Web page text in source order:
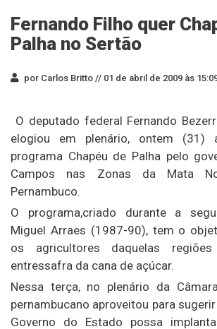
Fernando Filho quer
Palha no Sertão
por Carlos Britto // 01 de abril de 2009 às
O deputado federal Fernando
elogiou em plenário, ontem (31)
programa Chapéu de Palha pelo
Campos nas Zonas da Mata
Pernambuco.
O programa,criado durante a
Miguel Arraes (1987-90), tem o
os agricultores daquelas
entressafra da cana de açúcar.
Nessa terça, no plenário da
pernambucano aproveitou para
Governo do Estado possa